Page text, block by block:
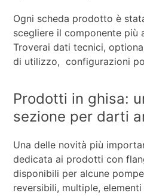
Ogni scheda prodotto è
scegliere il componente più
Troverai dati tecnici,
di utilizzo, configurazioni
Prodotti in ghisa:
sezione per darti
Una delle novità più
dedicata ai prodotti con
disponibili per alcune
reversibili, multiple,